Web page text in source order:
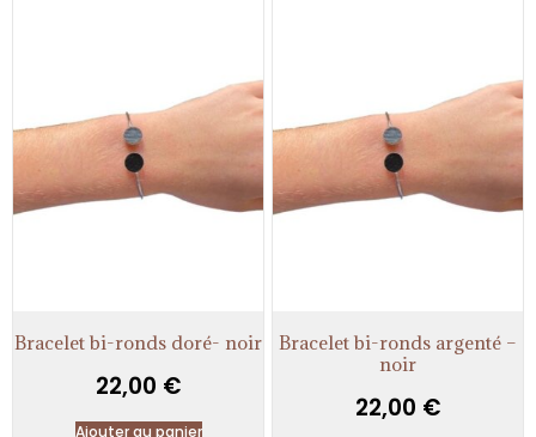
Bracelet bi-ronds doré- noir
22,00 €
Ajouter au panier
Bracelet bi-ronds argenté –
noir
22,00 €